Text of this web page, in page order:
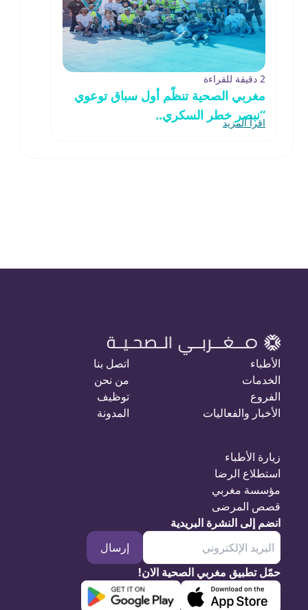
2 دقيقة للقراءة
مغربي الصحية تنظّم أول سباق توعوي
“نبصر خطر السكري..
اقرأ المزيد
الأطباء
الخدمات
الفروع
الأخبار والفعاليات
اتصل بنا
من نحن
توظيف
المدونة
زيارة الأطباء
استطلاع الرضا
مؤسسة مغربي
قصص المرضى
انضم إلى النشرة البريدية
إرسال
حمّل تطبيق مغربي الصحية الان!